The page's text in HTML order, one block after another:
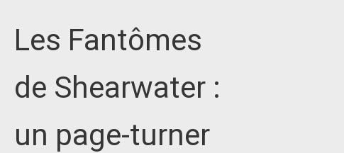
Les Fantômes
de Shearwater :
un page-turner